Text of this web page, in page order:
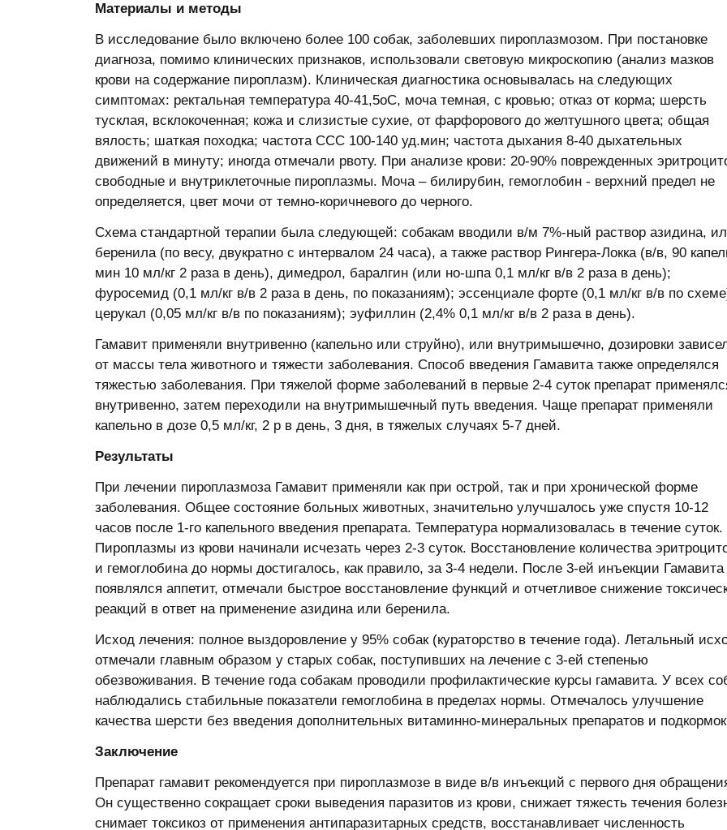
Материалы и методы
В исследование было включено более 100 собак, заболевших пироплазмозом. При постановке
диагноза, помимо клинических признаков, использовали световую микроскопию (анализ мазков
крови на содержание пироплазм). Клиническая диагностика основывалась на следующих
симптомах: ректальная температура 40-41,5оС, моча темная, с кровью; отказ от корма; шерсть
тусклая, всклокоченная; кожа и слизистые сухие, от фарфорового до желтушного цвета; общая
вялость; шаткая походка; частота ССС 100-140 уд.мин; частота дыхания 8-40 дыхательных
движений в минуту; иногда отмечали рвоту. При анализе крови: 20-90% поврежденных
свободные и внутриклеточные пироплазмы. Моча – билирубин, гемоглобин - верхний предел не
определяется, цвет мочи от темно-коричневого до черного.
Схема стандартной терапии была следующей: собакам вводили в/м 7%-ный раствор азидина,
беренила (по весу, двукратно с интервалом 24 часа), а также раствор Рингера-Локка (в/в, 90
мин 10 мл/кг 2 раза в день), димедрол, баралгин (или но-шпа 0,1 мл/кг в/в 2 раза в день);
фуросемид (0,1 мл/кг в/в 2 раза в день, по показаниям); эссенциале форте (0,1 мл/кг в/в по
церукал (0,05 мл/кг в/в по показаниям); эуфиллин (2,4% 0,1 мл/кг в/в 2 раза в день).
Гамавит применяли внутривенно (капельно или струйно), или внутримышечно, дозировки
от массы тела животного и тяжести заболевания. Способ введения Гамавита также определялся
тяжестью заболевания. При тяжелой форме заболеваний в первые 2-4 суток препарат
внутривенно, затем переходили на внутримышечный путь введения. Чаще препарат применяли
капельно в дозе 0,5 мл/кг, 2 р в день, 3 дня, в тяжелых случаях 5-7 дней.
Результаты
При лечении пироплазмоза Гамавит применяли как при острой, так и при хронической форме
заболевания. Общее состояние больных животных, значительно улучшалось уже спустя 10-12
часов после 1-го капельного введения препарата. Температура нормализовалась в течение суток.
Пироплазмы из крови начинали исчезать через 2-3 суток. Восстановление количества
и гемоглобина до нормы достигалось, как правило, за 3-4 недели. После 3-ей инъекции Гамавита
появлялся аппетит, отмечали быстрое восстановление функций и отчетливое снижение
реакций в ответ на применение азидина или беренила.
Исход лечения: полное выздоровление у 95% собак (кураторство в течение года). Летальный
отмечали главным образом у старых собак, поступивших на лечение с 3-ей степенью
обезвоживания. В течение года собакам проводили профилактические курсы гамавита. У всех
наблюдались стабильные показатели гемоглобина в пределах нормы. Отмечалось улучшение
качества шерсти без введения дополнительных витаминно-минеральных препаратов и
Заключение
Препарат гамавит рекомендуется при пироплазмозе в виде в/в инъекций с первого дня
Он существенно сокращает сроки выведения паразитов из крови, снижает тяжесть течения
снимает токсикоз от применения антипаразитарных средств, восстанавливает численность